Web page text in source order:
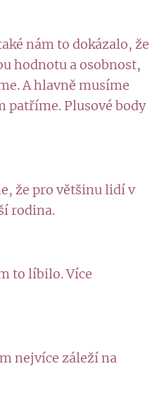
nám to dokázalo, že
hodnotu a osobnost,
A hlavně musíme
patříme. Plusové body
že pro většinu lidí v
rodina.
to líbilo. Více
nejvíce záleží na